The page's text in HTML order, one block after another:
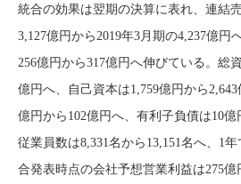
統合の効果は翌期の決算に表れ、連結
3,127億円から2019年3月期の4,237億円
256億円から317億円へ伸びている。総
億円へ、自己資本は1,759億円から
億円から102億円へ、有利子負債は10億
従業員数は8,331名から13,151名へ、1年
合発表時点の会社予想営業利益は275